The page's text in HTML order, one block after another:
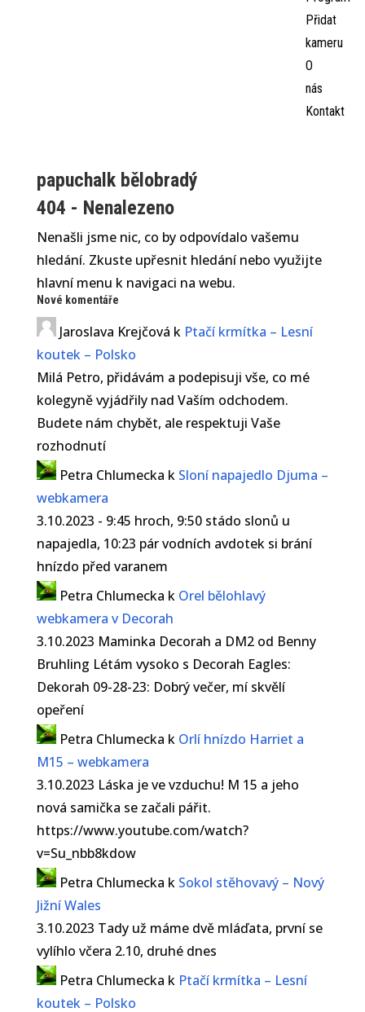
Přidat
kameru
O
nás
Kontakt
papuchalk bělobradý
404 - Nenalezeno
Nenašli jsme nic, co by odpovídalo vašemu
hledání. Zkuste upřesnit hledání nebo využijte
hlavní menu k navigaci na webu.
Nové komentáře
Jaroslava Krejčová k Ptačí krmítka – Lesní
koutek – Polsko
Milá Petro, přidávám a podepisuji vše, co mé
kolegyně vyjádřily nad Vaším odchodem.
Budete nám chybět, ale respektuji Vaše
rozhodnutí
Petra Chlumecka k Sloní napajedlo Djuma –
webkamera
3.10.2023 - 9:45 hroch, 9:50 stádo slonů u
napajedla, 10:23 pár vodních avdotek si brání
hnízdo před varanem
Petra Chlumecka k Orel bělohlavý
webkamera v Decorah
3.10.2023 Maminka Decorah a DM2 od Benny
Bruhling Létám vysoko s Decorah Eagles:
Dekorah 09-28-23: Dobrý večer, mí skvělí
opeření
Petra Chlumecka k Orlí hnízdo Harriet a
M15 – webkamera
3.10.2023 Láska je ve vzduchu! M 15 a jeho
nová samička se začali pářit.
https://www.youtube.com/watch?
v=Su_nbb8kdow
Petra Chlumecka k Sokol stěhovavý – Nový
Jižní Wales
3.10.2023 Tady už máme dvě mláďata, první se
vylíhlo včera 2.10, druhé dnes
Petra Chlumecka k Ptačí krmítka – Lesní
koutek – Polsko